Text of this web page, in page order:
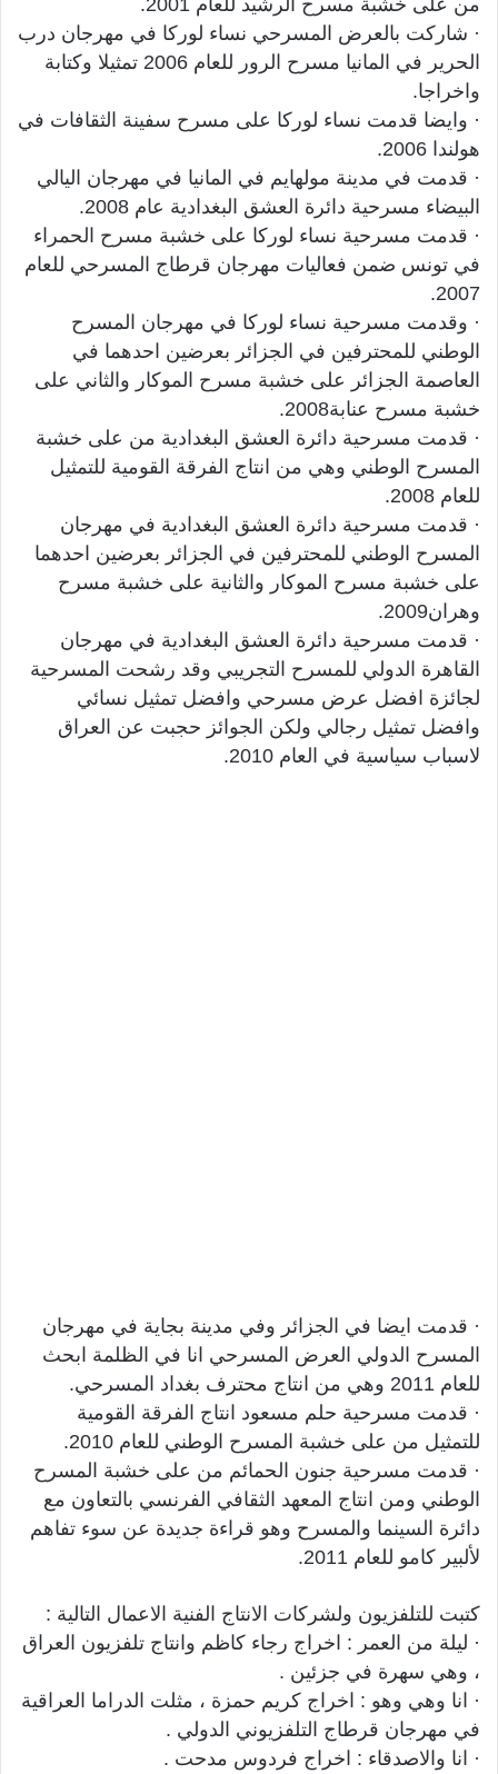
· شاركت بالعرض المسرحي نساء لوركا في مهرجان درب
الحرير في المانيا مسرح الرور للعام 2006 تمثيلا وكتابة
واخراجا.
· وايضا قدمت نساء لوركا على مسرح سفينة الثقافات في
هولندا 2006.
· قدمت في مدينة مولهايم في المانيا في مهرجان اليالي
البيضاء مسرحية دائرة العشق البغدادية عام 2008.
· قدمت مسرحية نساء لوركا على خشبة مسرح الحمراء
في تونس ضمن فعاليات مهرجان قرطاج المسرحي للعام
2007.
· وقدمت مسرحية نساء لوركا في مهرجان المسرح
الوطني للمحترفين في الجزائر بعرضين احدهما في
العاصمة الجزائر على خشبة مسرح الموكار والثاني على
خشبة مسرح عنابة2008.
· قدمت مسرحية دائرة العشق البغدادية من على خشبة
المسرح الوطني وهي من انتاج الفرقة القومية للتمثيل
للعام 2008.
· قدمت مسرحية دائرة العشق البغدادية في مهرجان
المسرح الوطني للمحترفين في الجزائر بعرضين احدهما
على خشبة مسرح الموكار والثانية على خشبة مسرح
وهران2009.
· قدمت مسرحية دائرة العشق البغدادية في مهرجان
القاهرة الدولي للمسرح التجريبي وقد رشحت المسرحية
لجائزة افضل عرض مسرحي وافضل تمثيل نسائي
وافضل تمثيل رجالي ولكن الجوائز حجبت عن العراق
لاسباب سياسية في العام 2010.
· قدمت ايضا في الجزائر وفي مدينة بجاية في مهرجان
المسرح الدولي العرض المسرحي انا في الظلمة ابحث
للعام 2011 وهي من انتاج محترف بغداد المسرحي.
· قدمت مسرحية حلم مسعود انتاج الفرقة القومية
للتمثيل من على خشبة المسرح الوطني للعام 2010.
· قدمت مسرحية جنون الحمائم من على خشبة المسرح
الوطني ومن انتاج المعهد الثقافي الفرنسي بالتعاون مع
دائرة السينما والمسرح وهو قراءة جديدة عن سوء تفاهم
لألبير كامو للعام 2011.
كتبت للتلفزيون ولشركات الانتاج الفنية الاعمال التالية :
· ليلة من العمر : اخراج رجاء كاظم وانتاج تلفزيون العراق
، وهي سهرة في جزئين .
· انا وهي وهو : اخراج كريم حمزة ، مثلت الدراما العراقية
في مهرجان قرطاج التلفزيوني الدولي .
· انا والاصدقاء : اخراج فردوس مدحت .